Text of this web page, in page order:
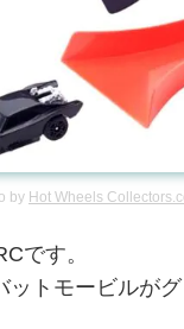
by Hot Wheels
です。
ットモービルが